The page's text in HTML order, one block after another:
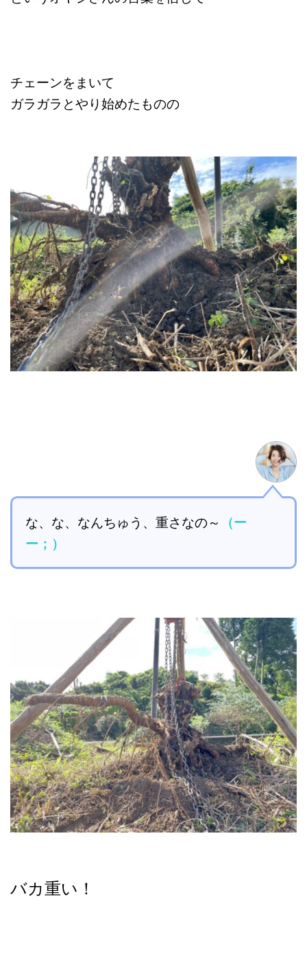
チェーンをまいて
ガラガラとやり始めたものの
な、な、なんちゅう、重さなの～
（ー
ー；）
バカ重い！